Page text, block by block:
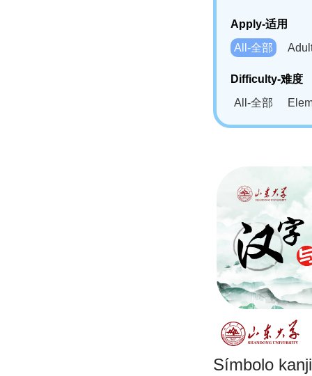
Apply-适用
All-全部
Difficulty-难度
All-全部
Símbolo